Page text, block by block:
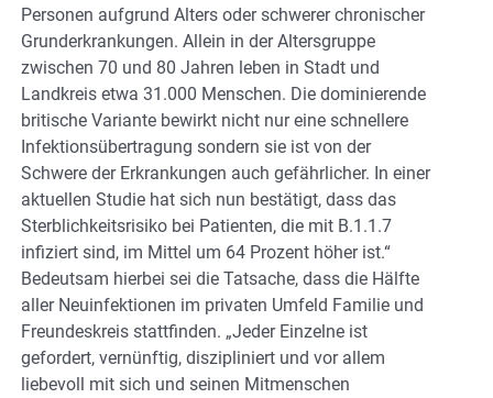
Personen aufgrund Alters oder schwerer chronischer
Grunderkrankungen. Allein in der Altersgruppe
zwischen 70 und 80 Jahren leben in Stadt und
Landkreis etwa 31.000 Menschen. Die dominierende
britische Variante bewirkt nicht nur eine schnellere
Infektionsübertragung sondern sie ist von der
Schwere der Erkrankungen auch gefährlicher. In einer
aktuellen Studie hat sich nun bestätigt, dass das
Sterblichkeitsrisiko bei Patienten, die mit B.1.1.7
infiziert sind, im Mittel um 64 Prozent höher ist.“
Bedeutsam hierbei sei die Tatsache, dass die Hälfte
aller Neuinfektionen im privaten Umfeld Familie und
Freundeskreis stattfinden. „Jeder Einzelne ist
gefordert, vernünftig, diszipliniert und vor allem
liebevoll mit sich und seinen Mitmenschen